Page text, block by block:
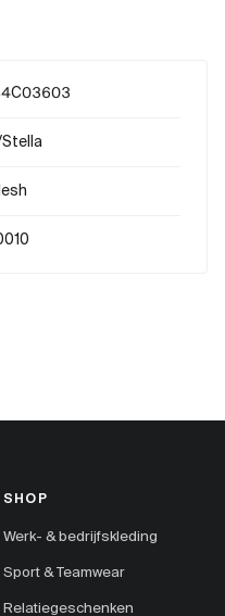
SHOP
Werk- & bedrijfskleding
Sport & Teamwear
Relatiegeschenken